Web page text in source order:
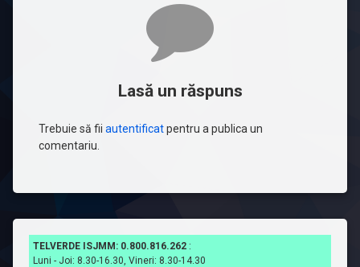
Lasă un răspuns
Trebuie să fii autentificatpentru a publica un
comentariu.
TELVERDE ISJMM: 0.800.816.262 :
Luni - Joi: 8.30-16.30, Vineri: 8.30-14.30